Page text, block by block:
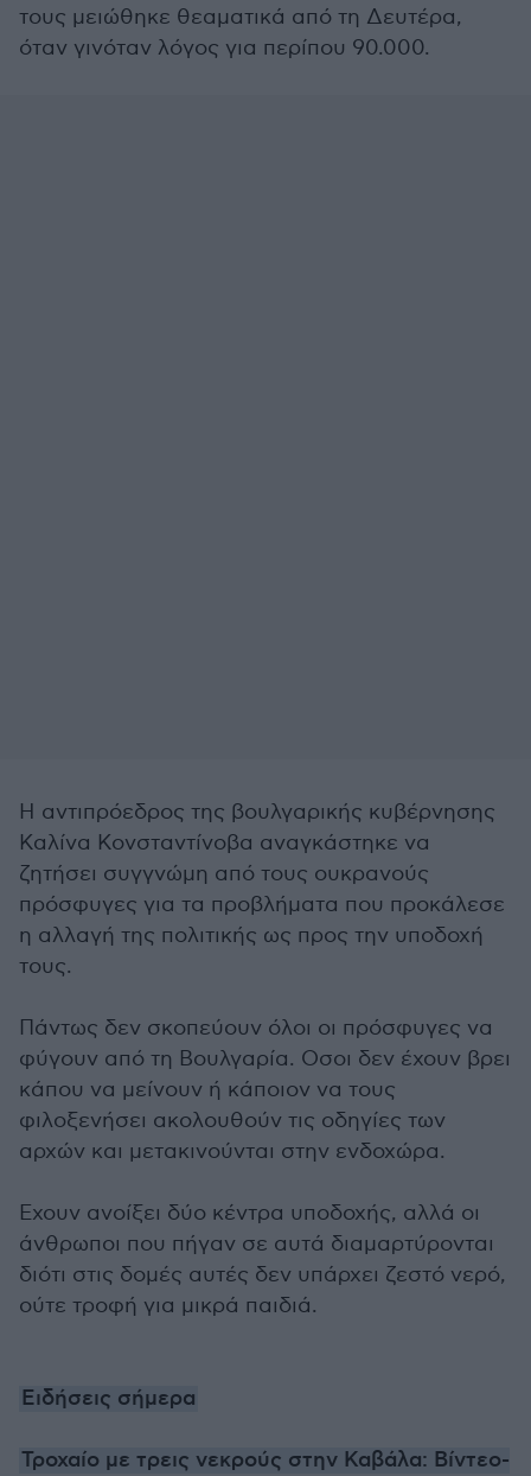
τους μειώθηκε θεαματικά από τη Δευτέρα,
όταν γινόταν λόγος για περίπου 90.000.
Η αντιπρόεδρος της βουλγαρικής κυβέρνησης
Καλίνα Κονσταντίνοβα αναγκάστηκε να
ζητήσει συγγνώμη από τους ουκρανούς
πρόσφυγες για τα προβλήματα που προκάλεσε
η αλλαγή της πολιτικής ως προς την υποδοχή
τους.
Πάντως δεν σκοπεύουν όλοι οι πρόσφυγες να
φύγουν από τη Βουλγαρία. Οσοι δεν έχουν βρει
κάπου να μείνουν ή κάποιον να τους
φιλοξενήσει ακολουθούν τις οδηγίες των
αρχών και μετακινούνται στην ενδοχώρα.
Εχουν ανοίξει δύο κέντρα υποδοχής, αλλά οι
άνθρωποι που πήγαν σε αυτά διαμαρτύρονται
διότι στις δομές αυτές δεν υπάρχει ζεστό νερό,
ούτε τροφή για μικρά παιδιά.
Ειδήσεις σήμερα
Τροχαίο με τρεις νεκρούς στην Καβάλα: Βίντεο-